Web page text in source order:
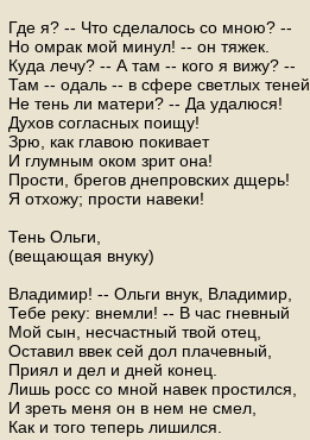
Где я? -- Что сделалось со мною? --
Но омрак мой минул! -- он тяжек.
Куда лечу? -- А там -- кого я вижу? --
Там -- одаль -- в сфере светлых теней,
Не тень ли матери? -- Да удалюся!
Духов согласных поищу!
Зрю, как главою покивает
И глумным оком зрит она!
Прости, брегов днепровских дщерь!
Я отхожу; прости навеки!
Тень Ольги,
(вещающая внуку)
Владимир! -- Ольги внук, Владимир,
Тебе реку: внемли! -- В час гневный
Мой сын, несчастный твой отец,
Оставил ввек сей дол плачевный,
Приял и дел и дней конец.
Лишь росс со мной навек простился,
И зреть меня он в нем не смел,
Как и того теперь лишился.